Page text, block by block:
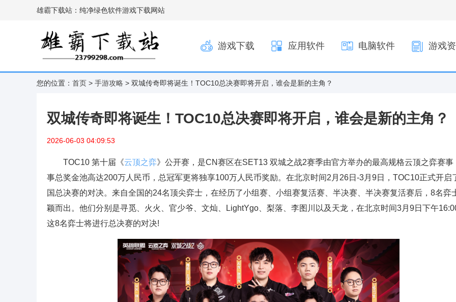
雄霸下载站：纯净绿色软件游戏下载网站
游戏下载 应用软件 电脑软件 游戏
您的位置： 首页 > 手游攻略 > 双城传奇即将诞生！TOC10总决赛即将开启，谁会是新的主角？
双城传奇即将诞生！TOC10总决赛即将开启，谁会是新的主角？
2026-06-03 04:09:53
TOC10 第十届《云顶之弈》公开赛，是CN赛区在SET13 双城之战2赛季由官方举办的最高规格云顶之弈赛事
事总奖金池高达200万人民币，总冠军更将独享100万人民币奖励。在北京时间2月26日-3月9日，TOC10正式开启
国总决赛的对决。来自全国的24名顶尖弈士，在经历了小组赛、小组赛复活赛、半决赛、半决赛复活赛后，8名弈
颖而出。他们分别是寻觅、火火、官少爷、文灿、LightYgo、梨落、李图川以及天龙，在北京时间3月9日下午
这8名弈士将进行总决赛的对决!